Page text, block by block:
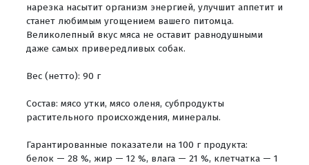
нарезка насытит организм энергией, улучшит аппетит и
станет любимым угощением вашего питомца.
Великолепный вкус мяса не оставит равнодушными
даже самых привередливых собак.
Вес (нетто): 90 г
Состав: мясо утки, мясо оленя, субпродукты
растительного происхождения, минералы.
Гарантированные показатели на 100 г продукта:
белок — 28 %, жир — 12 %, влага — 21 %, клетчатка — 1